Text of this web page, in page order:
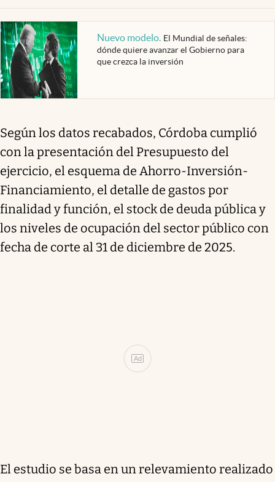
Nuevo modelo. El Mundial de señales:
dónde quiere avanzar el Gobierno para
que crezca la inversión
Según los datos recabados, Córdoba cumplió
con la presentación del Presupuesto del
ejercicio, el esquema de Ahorro-Inversión-
Financiamiento, el detalle de gastos por
finalidad y función, el stock de deuda pública y
los niveles de ocupación del sector público con
fecha de corte al 31 de diciembre de 2025.
Ad
El estudio se basa en un relevamiento realizado